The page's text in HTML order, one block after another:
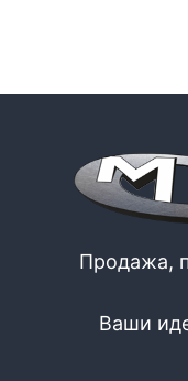
Продажа,
Ваши